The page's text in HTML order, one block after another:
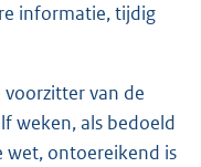
informatie, tijdig
van de
weken, als bedoeld
wet, ontoereikend is